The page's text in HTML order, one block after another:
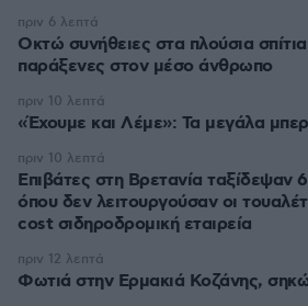
Οκτώ συνήθειες στα πλούσια
παράξενες στον μέσο άνθρωπο
πριν 6 λεπτά
«Έχουμε και Λέμε»: Τα μεγάλα
πριν 10 λεπτά
Επιβάτες στη Βρετανία ταξίδεψαν
όπου δεν λειτουργούσαν οι
cost σιδηροδρομική εταιρεία
πριν 10 λεπτά
Φωτιά στην Ερμακιά Κοζάνης,
πριν 12 λεπτά